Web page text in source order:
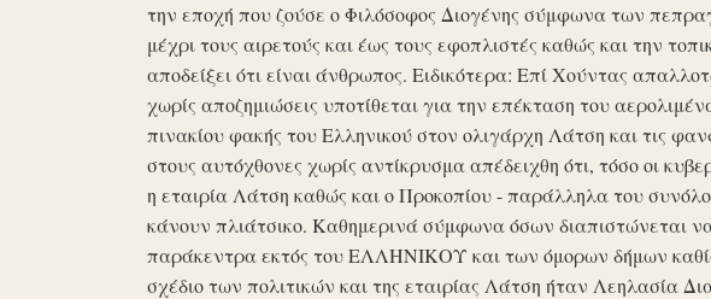
την εποχή που ζούσε ο Φιλόσοφος Διογένης σύμφωνα των
μέχρι τους αιρετούς και έως τους εφοπλιστές καθώς και την
αποδείξει ότι είναι άνθρωπος. Ειδικότερα: Επί Χούντας
χωρίς αποζημιώσεις υποτίθεται για την επέκταση του
πινακίου φακής του Ελληνικού στον ολιγάρχη Λάτση και τις
στους αυτόχθονες χωρίς αντίκρυσμα απέδειχθη ότι, τόσο οι
η εταιρία Λάτση καθώς και ο Προκοπίου - παράλληλα του
κάνουν πλιάτσικο. Καθημερινά σύμφωνα όσων διαπιστώνεται
παράκεντρα εκτός του ΕΛΛΗΝΙΚΟΥ και των όμορων δήμων
σχέδιο των πολιτικών και της εταιρίας Λάτση ήταν Λεηλασία